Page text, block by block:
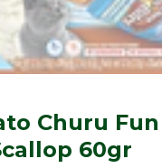
Churu
60gr